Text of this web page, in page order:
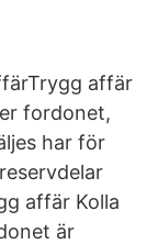
affär
fordonet,
har för
affär Kolla
är